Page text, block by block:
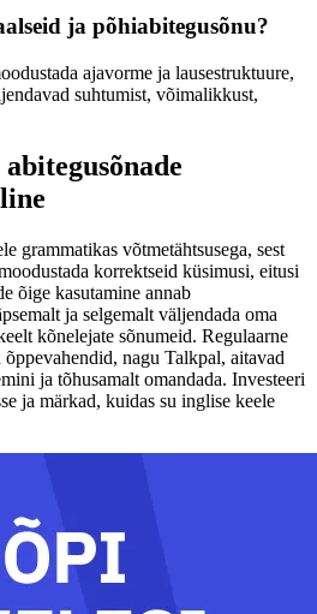
ja põhiabitegusõnu?
ajavorme ja lausestruktuure,
suhtumist, võimalikkust,
grammatikas võtmetähtsusega, sest
korrektseid küsimusi, eitusi
õige kasutamine annab
ja selgemalt väljendada oma
kõnelejate sõnumeid. Regulaarne
nagu Talkpal, aitavad
ja tõhusamalt omandada. Investeeri
ja märkad, kuidas su inglise keele